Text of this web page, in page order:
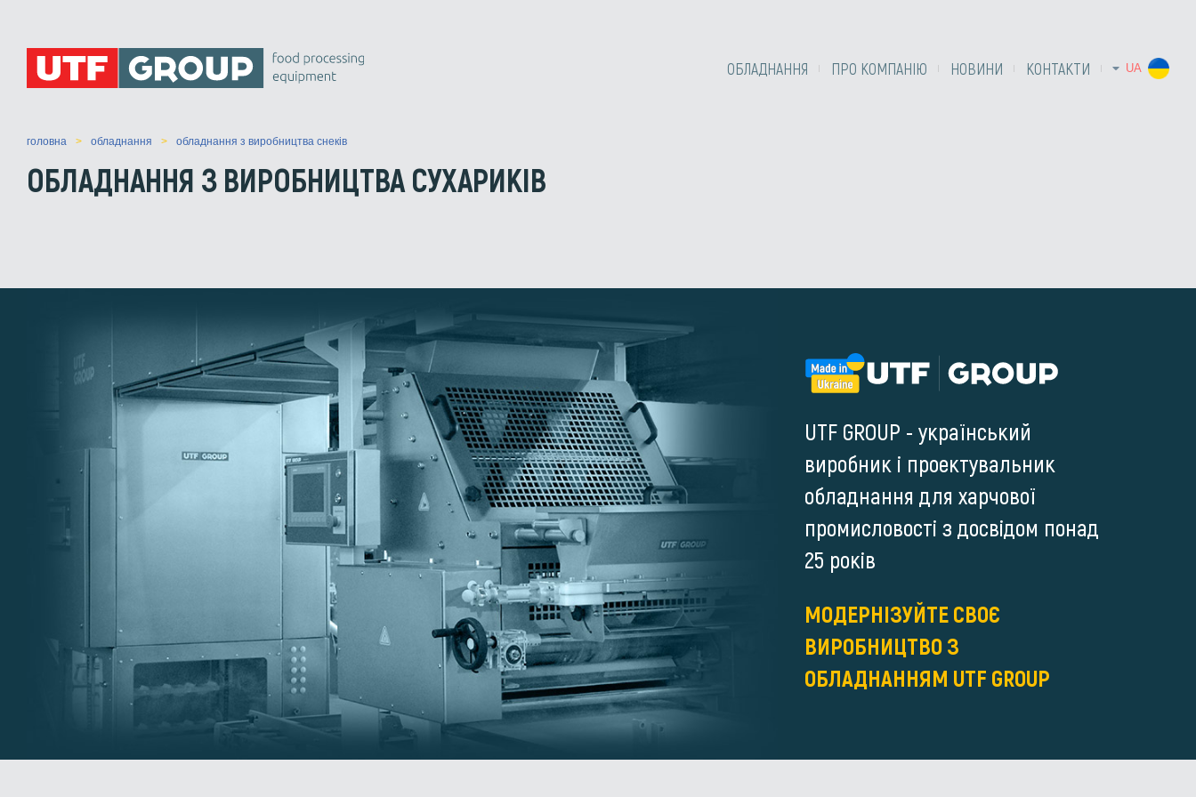
ОБЛАДНАННЯ ПРО КОМПАНІЮ НОВИНИ КОНТАКТИ UA
головна обладнання обладнання з виробництва снеків
ОБЛАДНАННЯ З ВИРОБНИЦТВА СУХАРИКІВ
UTF GROUP - український
виробник і проектувальник
обладнання для харчової
промисловості з досвідом понад
25 років
МОДЕРНІЗУЙТЕ СВОЄ
ВИРОБНИЦТВО З
ОБЛАДНАННЯМ UTF GROUP